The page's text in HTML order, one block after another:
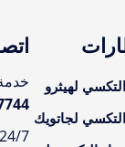
لهيثرو
لجاتويك
خدمة
24/7 دعم العملاء